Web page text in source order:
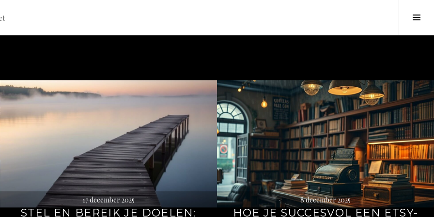
17 december 2025
STEL EN BEREIK JE DOELEN:
8 december 2025
HOE JE SUCCESVOL EEN ETSY-